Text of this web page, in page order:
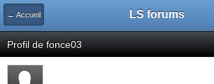
← Accueil LS forums
Profil de fonce03